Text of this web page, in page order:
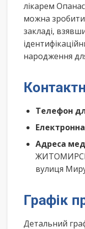
лікарем
можна
закладі,
народження
Телефон
Адреса
вулиця
Графік
Детальний